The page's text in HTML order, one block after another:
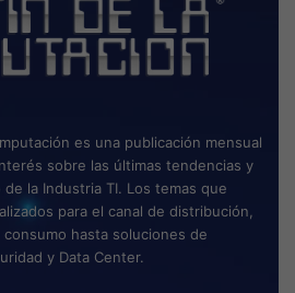
es una publicación mensual
sobre las últimas tendencias y
la Industria TI. Los temas que
para el canal de distribución,
hasta soluciones de
y Data Center.